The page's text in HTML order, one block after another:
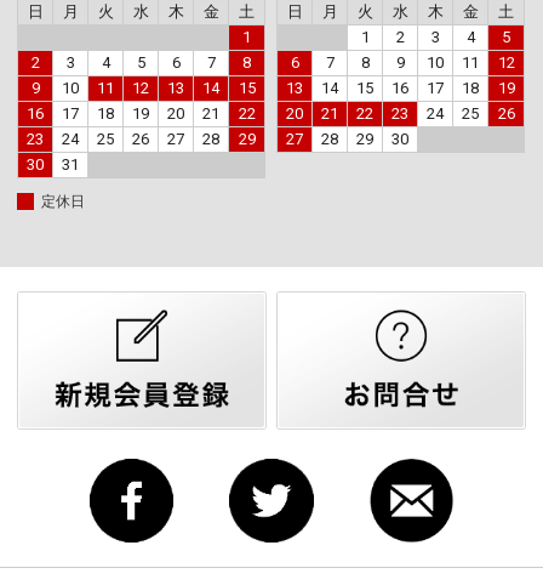
日
月 火 水 木 金
土
1
2
3 4 5 6 7
8
9
10 11 12 13 14
15
16
17 18 19 20 21
22
23
24 25 26 27 28
29
30
31
日
月 火 水 木 金
土
1
2 3 4
5
6
7 8 9 10 11
12
13
14 15 16 17 18
19
20
21 22 23 24 25
26
27
28 29 30
定休日